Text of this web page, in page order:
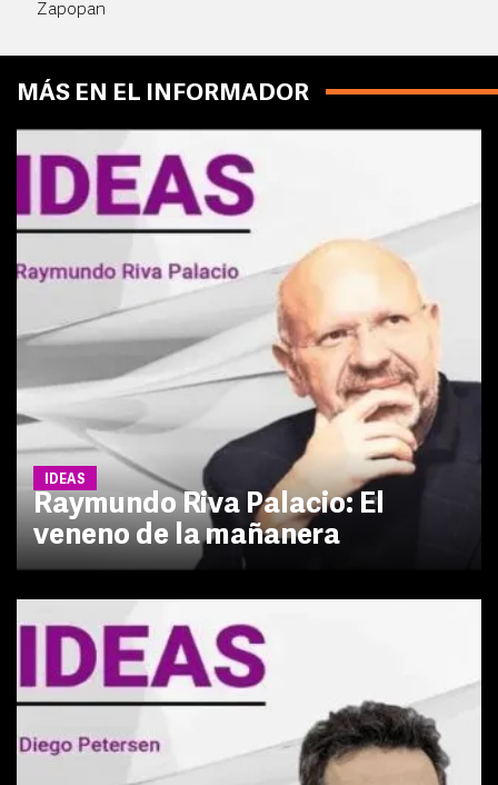
Zapopan
MÁS EN EL INFORMADOR
IDEAS
Raymundo Riva Palacio: El
veneno de la mañanera